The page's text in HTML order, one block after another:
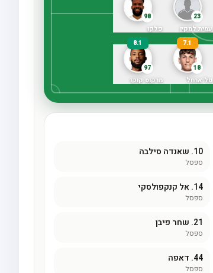
23
עמית למקין
98
פלקו
18
7.1
טל ארחל
97
8.1
מרקוס קוקו
10. שאנדה סילבה
ספסל
14. אל קנקפולסקי
ספסל
21. שחר פיבן
ספסל
44. דאפה
ספסל